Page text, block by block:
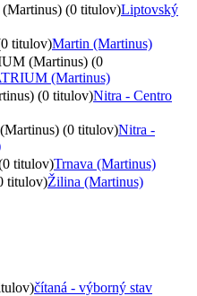
(0 titulov)Liptovský
titulov)Martin (Martinus)
(Martinus) (0
(Martinus)
(0 titulov)Nitra - Centro
(0 titulov)Nitra -
titulov)Trnava (Martinus)
titulov)Žilina (Martinus)
čítaná - výborný stav